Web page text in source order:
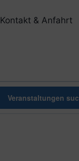
Kontakt & Anfahrt
Veranstaltungen